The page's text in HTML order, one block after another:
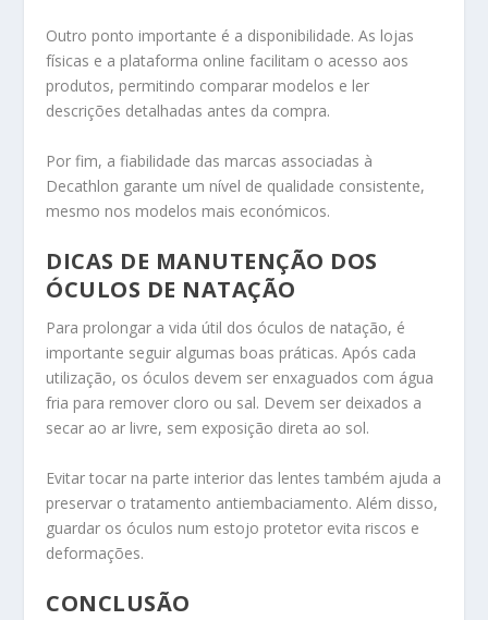
Outro ponto importante é a disponibilidade. As lojas
físicas e a plataforma online facilitam o acesso aos
produtos, permitindo comparar modelos e ler
descrições detalhadas antes da compra.
Por fim, a fiabilidade das marcas associadas à
Decathlon garante um nível de qualidade consistente,
mesmo nos modelos mais económicos.
DICAS DE MANUTENÇÃO DOS
ÓCULOS DE NATAÇÃO
Para prolongar a vida útil dos óculos de natação, é
importante seguir algumas boas práticas. Após cada
utilização, os óculos devem ser enxaguados com água
fria para remover cloro ou sal. Devem ser deixados a
secar ao ar livre, sem exposição direta ao sol.
Evitar tocar na parte interior das lentes também ajuda a
preservar o tratamento antiembaciamento. Além disso,
guardar os óculos num estojo protetor evita riscos e
deformações.
CONCLUSÃO